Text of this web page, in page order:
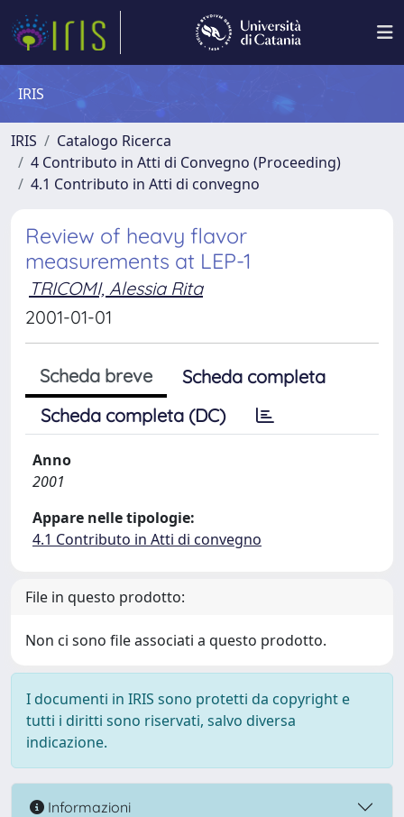
IRIS
IRIS
Catalogo Ricerca
4 Contributo in Atti di Convegno (Proceeding)
4.1 Contributo in Atti di convegno
Review of heavy flavor
measurements at LEP-1
TRICOMI, Alessia Rita
2001-01-01
Scheda breve
Scheda completa
Scheda completa (DC)
Anno
2001
Appare nelle tipologie:
4.1 Contributo in Atti di convegno
File in questo prodotto:
Non ci sono file associati a questo prodotto.
I documenti in IRIS sono protetti da copyright e
tutti i diritti sono riservati, salvo diversa
indicazione.
Informazioni